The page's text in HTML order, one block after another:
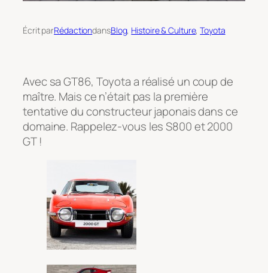
Écrit parRédactiondansBlog, Histoire & Culture, Toyota
Avec sa GT86, Toyota a réalisé un coup de
maître. Mais ce n’était pas la première
tentative du constructeur japonais dans ce
domaine. Rappelez-vous les S800 et 2000
GT !